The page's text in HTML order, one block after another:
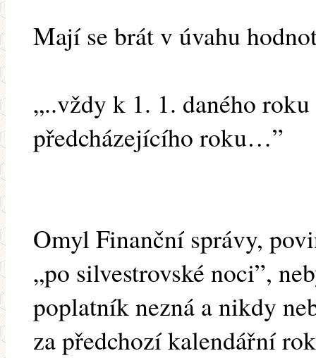
Mají se brát v úvahu
„..vždy k 1. 1. daného
předcházejícího roku…”
Omyl Finanční správy,
„po silvestrovské noci”,
poplatník nezná a nikdy
za předchozí kalendářní